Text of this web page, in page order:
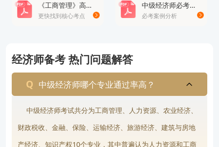
格，错选或多选均不得分；只有少选且选对的情况
掌握好这些细节，能帮助您在2026年的考试中有效
规避失分陷阱，稳扎稳打，成功上岸。
说明：因考试政策、内容不断变化与调整，高顿教育
提供的中级经济师考试科目等信息仅供大家参考，如
有异议，请考生以官方公布的内容为准！
《工商管理》高频考点
更快找到核心考点
中级经济师必考案例分析题
必考案例分析
经济师备考 热门问题解答
中级经济师哪个专业通过率高？
中级经济师考试共分为工商管理、人力资源、农业经济、
财政税收、金融、保险、运输经济、旅游经济、建筑与房地
产经济、知识产权10个专业，其中普遍认为人力资源和工商